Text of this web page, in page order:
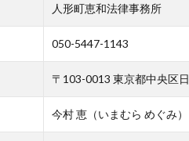
人形町恵和法律事務所
050-5447-1143
〒103-0013 東京都中央区
今村 恵（いまむら めぐみ）